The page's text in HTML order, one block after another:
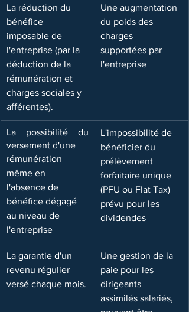
​La réduction du
bénéfice
imposable de
l'entreprise (par la
déduction de la
rémunération et
charges sociales y
afférentes).
Une augmentation
du poids des
charges
supportées par
l'entreprise
La possibilité du
versement d'une
rémunération
même en
l'absence de
bénéfice dégagé
au niveau de
l'entreprise
​L'impossibilité de
bénéficier du
prélèvement
forfaitaire unique
(PFU ou Flat Tax)
prévu pour les
dividendes
La garantie d'un
revenu régulier
versé chaque mois.
Une gestion de la
paie pour les
dirigeants
assimilés salariés,